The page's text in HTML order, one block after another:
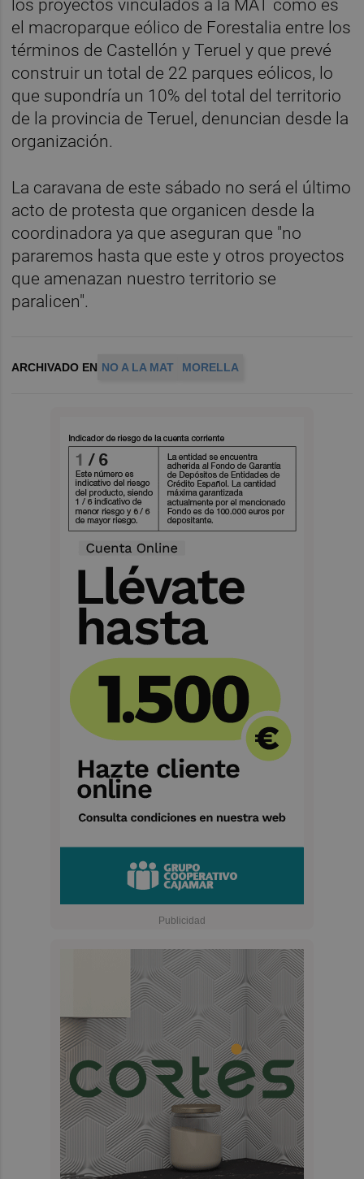
los proyectos vinculados a la MAT como es
el macroparque eólico de Forestalia entre los
términos de Castellón y Teruel y que prevé
construir un total de 22 parques eólicos, lo
que supondría un 10% del total del territorio
de la provincia de Teruel, denuncian desde la
organización.
La caravana de este sábado no será el último
acto de protesta que organicen desde la
coordinadora ya que aseguran que "no
pararemos hasta que este y otros proyectos
que amenazan nuestro territorio se
paralicen".
ARCHIVADO EN NO A LA MAT MORELLA